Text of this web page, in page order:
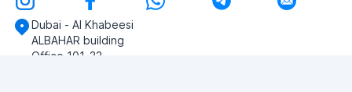
Dubai - Al Khabeesi
ALBAHAR building
Office 101-33